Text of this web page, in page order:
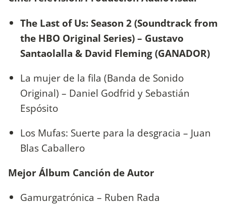
The Last of Us: Season 2 (Soundtrack from
the HBO Original Series) – Gustavo
Santaolalla & David Fleming (GANADOR)
La mujer de la fila (Banda de Sonido
Original) – Daniel Godfrid y Sebastián
Espósito
Los Mufas: Suerte para la desgracia – Juan
Blas Caballero
Mejor Álbum Canción de Autor
Gamurgatrónica – Ruben Rada